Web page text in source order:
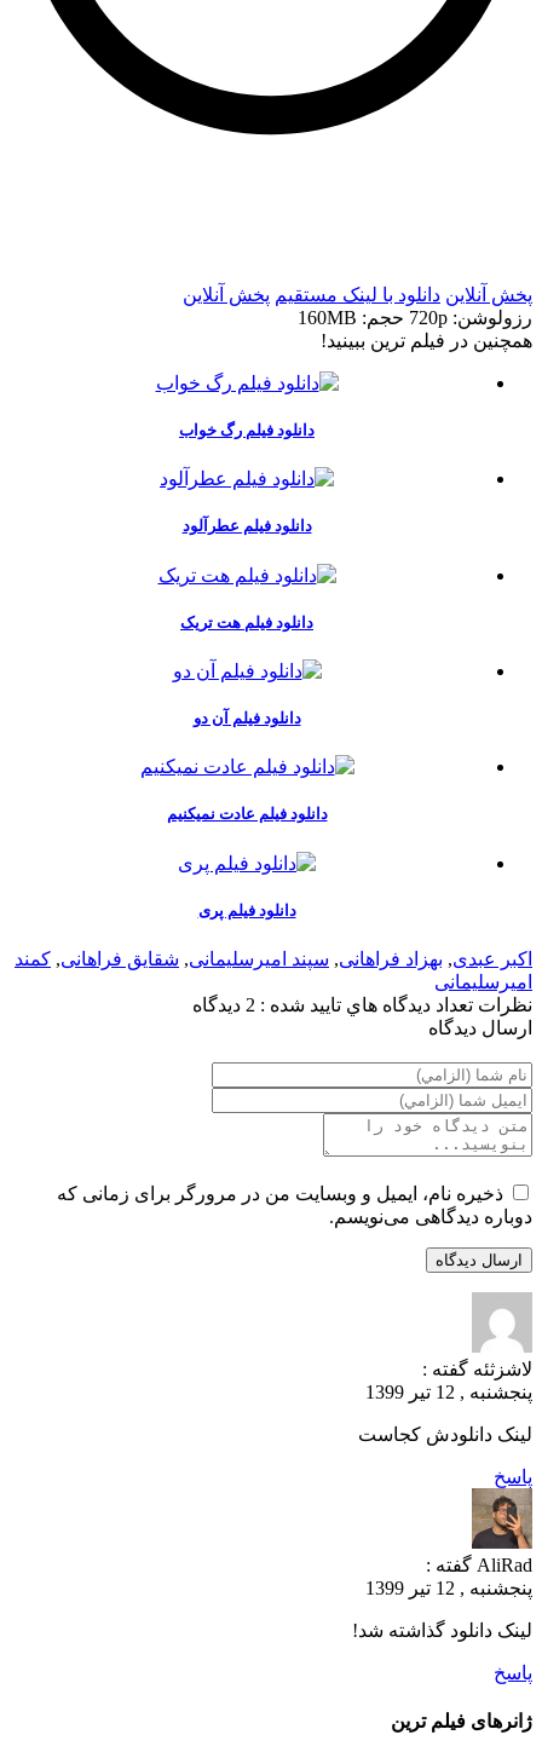
پخش آنلاین دانلود با لينک مستقيم پخش آنلاین
رزولوشن: 720p
حجم: 160MB
همچنين در فيلم ترين ببينيد!
دانلود فیلم رگ خواب
دانلود فیلم عطرآلود
دانلود فیلم هت تریک
دانلود فیلم آن دو
دانلود فیلم عادت نمیکنیم
دانلود فیلم پری
اکبر عبدی, بهزاد فراهانی, سپند امیرسلیمانی, شقایق فراهانی, کمند
امیرسلیمانی
نظرات تعداد ديدگاه هاي تاييد شده : 2 دیدگاه
ارسال ديدگاه
ذخیره نام، ایمیل و وبسایت من در مرورگر برای زمانی که
دوباره دیدگاهی می‌نویسم.
لاشزثئه گفته :
پنجشنبه , 12 تیر 1399
لینک دانلودش کجاست
پاسخ
AliRad گفته :
پنجشنبه , 12 تیر 1399
لینک دانلود گذاشته شد!
پاسخ
ژانرهای فیلم ترین